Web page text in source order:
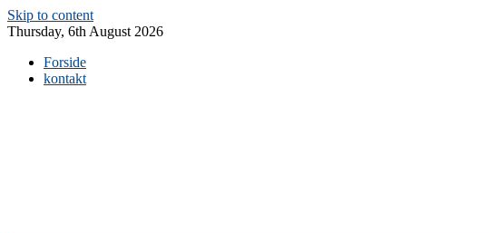
Skip to content
Thursday, 6th August 2026
Forside
kontakt